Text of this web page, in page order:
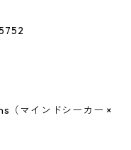
マインドシーカー ×